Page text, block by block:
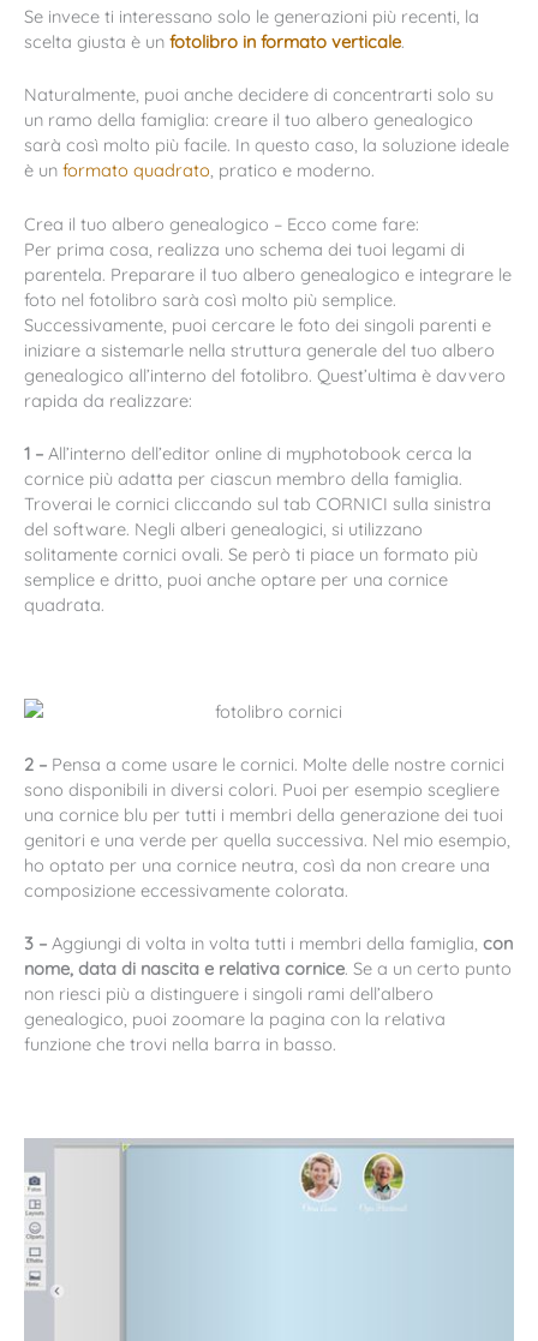
Se invece ti interessano solo le generazioni più recenti, la
scelta giusta è un fotolibro in formato verticale.
Naturalmente, puoi anche decidere di concentrarti solo su
un ramo della famiglia: creare il tuo albero genealogico
sarà così molto più facile. In questo caso, la soluzione ideale
è un formato quadrato, pratico e moderno.
Crea il tuo albero genealogico – Ecco come fare:
Per prima cosa, realizza uno schema dei tuoi legami di
parentela. Preparare il tuo albero genealogico e integrare le
foto nel fotolibro sarà così molto più semplice.
Successivamente, puoi cercare le foto dei singoli parenti e
iniziare a sistemarle nella struttura generale del tuo albero
genealogico all’interno del fotolibro. Quest’ultima è davvero
rapida da realizzare:
1 – All’interno dell’editor online di myphotobook cerca la
cornice più adatta per ciascun membro della famiglia.
Troverai le cornici cliccando sul tab CORNICI sulla sinistra
del software. Negli alberi genealogici, si utilizzano
solitamente cornici ovali. Se però ti piace un formato più
semplice e dritto, puoi anche optare per una cornice
quadrata.
2 – Pensa a come usare le cornici. Molte delle nostre cornici
sono disponibili in diversi colori. Puoi per esempio scegliere
una cornice blu per tutti i membri della generazione dei tuoi
genitori e una verde per quella successiva. Nel mio esempio,
ho optato per una cornice neutra, così da non creare una
composizione eccessivamente colorata.
3 – Aggiungi di volta in volta tutti i membri della famiglia, con
nome, data di nascita e relativa cornice. Se a un certo punto
non riesci più a distinguere i singoli rami dell’albero
genealogico, puoi zoomare la pagina con la relativa
funzione che trovi nella barra in basso.